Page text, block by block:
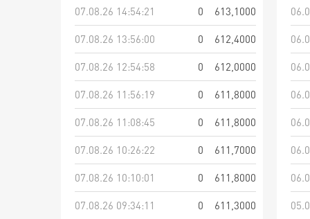
07.08.26 14:54:21
0
613,1000
07.08.26 13:56:00
0
612,4000
07.08.26 12:54:58
0
612,0000
07.08.26 11:56:19
0
611,8000
07.08.26 11:08:45
0
611,8000
07.08.26 10:26:22
0
611,7000
07.08.26 10:10:01
0
611,8000
07.08.26 09:34:11
0 611,3000